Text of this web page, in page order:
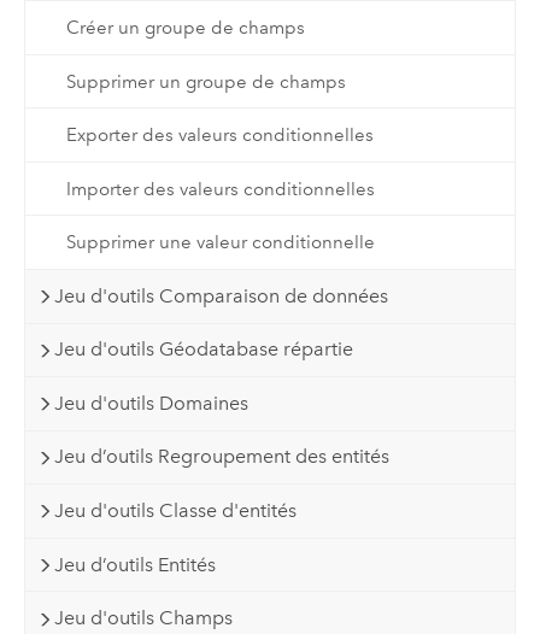
Créer un groupe de champs
Supprimer un groupe de champs
Exporter des valeurs conditionnelles
Importer des valeurs conditionnelles
Supprimer une valeur conditionnelle
Jeu d'outils Comparaison de données
Jeu d'outils Géodatabase répartie
Jeu d'outils Domaines
Jeu d’outils Regroupement des entités
Jeu d'outils Classe d'entités
Jeu d’outils Entités
Jeu d'outils Champs